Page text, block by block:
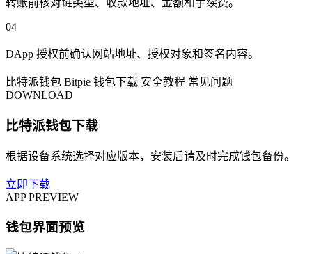
转账前核对链类型、收款地址、金额和手续费。
04
DApp 授权前确认网站地址、授权对象和签名内容。
比特派钱包 Bitpie 钱包下载 安全教程 常见问题
DOWNLOAD
比特派钱包下载
根据设备系统选择对应版本，安装后请及时完成钱包备份。
立即下载
APP PREVIEW
钱包界面预览